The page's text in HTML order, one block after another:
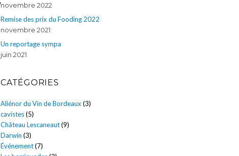
novembre 2022
Remise des prix du Fooding 2022
novembre 2021
Un reportage sympa
juin 2021
CATÉGORIES
Aliénor du Vin de Bordeaux (3)
cavistes(5)
Château Lescaneaut(9)
Darwin (3)
Événement(7)